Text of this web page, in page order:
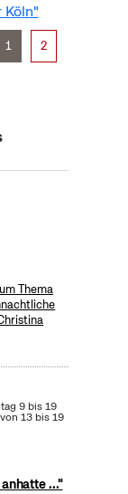
1 2
Thema
9 bis 19
13 bis 19
..."